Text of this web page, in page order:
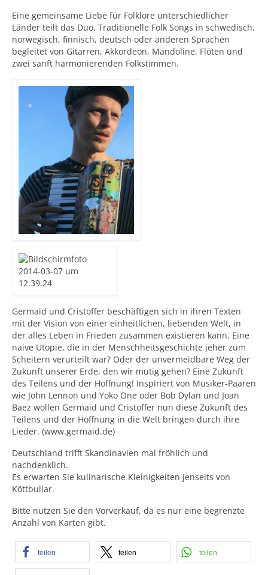
Eine gemeinsame Liebe für Folklore unterschiedlicher
Länder teilt das Duo. Traditionelle Folk Songs in schwedisch,
norwegisch, finnisch, deutsch oder anderen Sprachen
begleitet von Gitarren, Akkordeon, Mandoline, Flöten und
zwei sanft harmonierenden Folkstimmen.
Germaid und Cristoffer beschäftigen sich in ihren Texten
mit der Vision von einer einheitlichen, liebenden Welt, in
der alles Leben in Frieden zusammen existieren kann. Eine
naive Utopie, die in der Menschheitsgeschichte jeher zum
Scheitern verurteilt war? Oder der unvermeidbare Weg der
Zukunft unserer Erde, den wir mutig gehen? Eine Zukunft
des Teilens und der Hoffnung! Inspiriert von Musiker-Paaren
wie John Lennon und Yoko One oder Bob Dylan und Joan
Baez wollen Germaid und Cristoffer nun diese Zukunft des
Teilens und der Hoffnung in die Welt bringen durch ihre
Lieder. (www.germaid.de)
Deutschland trifft Skandinavien mal fröhlich und
nachdenklich.
Es erwarten Sie kulinarische Kleinigkeiten jenseits von
Köttbullar.
Bitte nutzen Sie den Vorverkauf, da es nur eine begrenzte
Anzahl von Karten gibt.
teilen teilen teilen